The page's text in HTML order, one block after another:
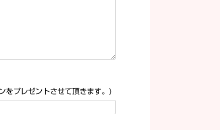
をプレゼントさせて頂きます。)